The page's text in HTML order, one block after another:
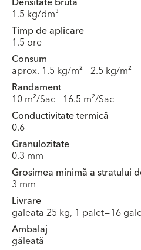
1.5 kg/dm³
Timp de aplicare
1.5 ore
Consum
aprox. 1.5 kg/m² - 2.5 kg/m²
Randament
10 m²/Sac - 16.5 m²/Sac
Conductivitate termică
0.6
Granulozitate
0.3 mm
Grosimea minimă a stratului
3 mm
Livrare
galeata 25 kg, 1 palet=16
Ambalaj
găleată